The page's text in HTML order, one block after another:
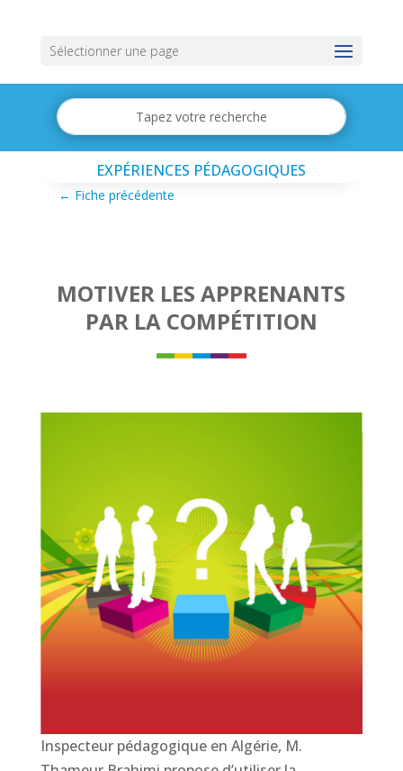
Sélectionner une page
EXPÉRIENCES PÉDAGOGIQUES
← Fiche précédente
MOTIVER LES APPRENANTS
PAR LA COMPÉTITION
Inspecteur pédagogique en Algérie, M.